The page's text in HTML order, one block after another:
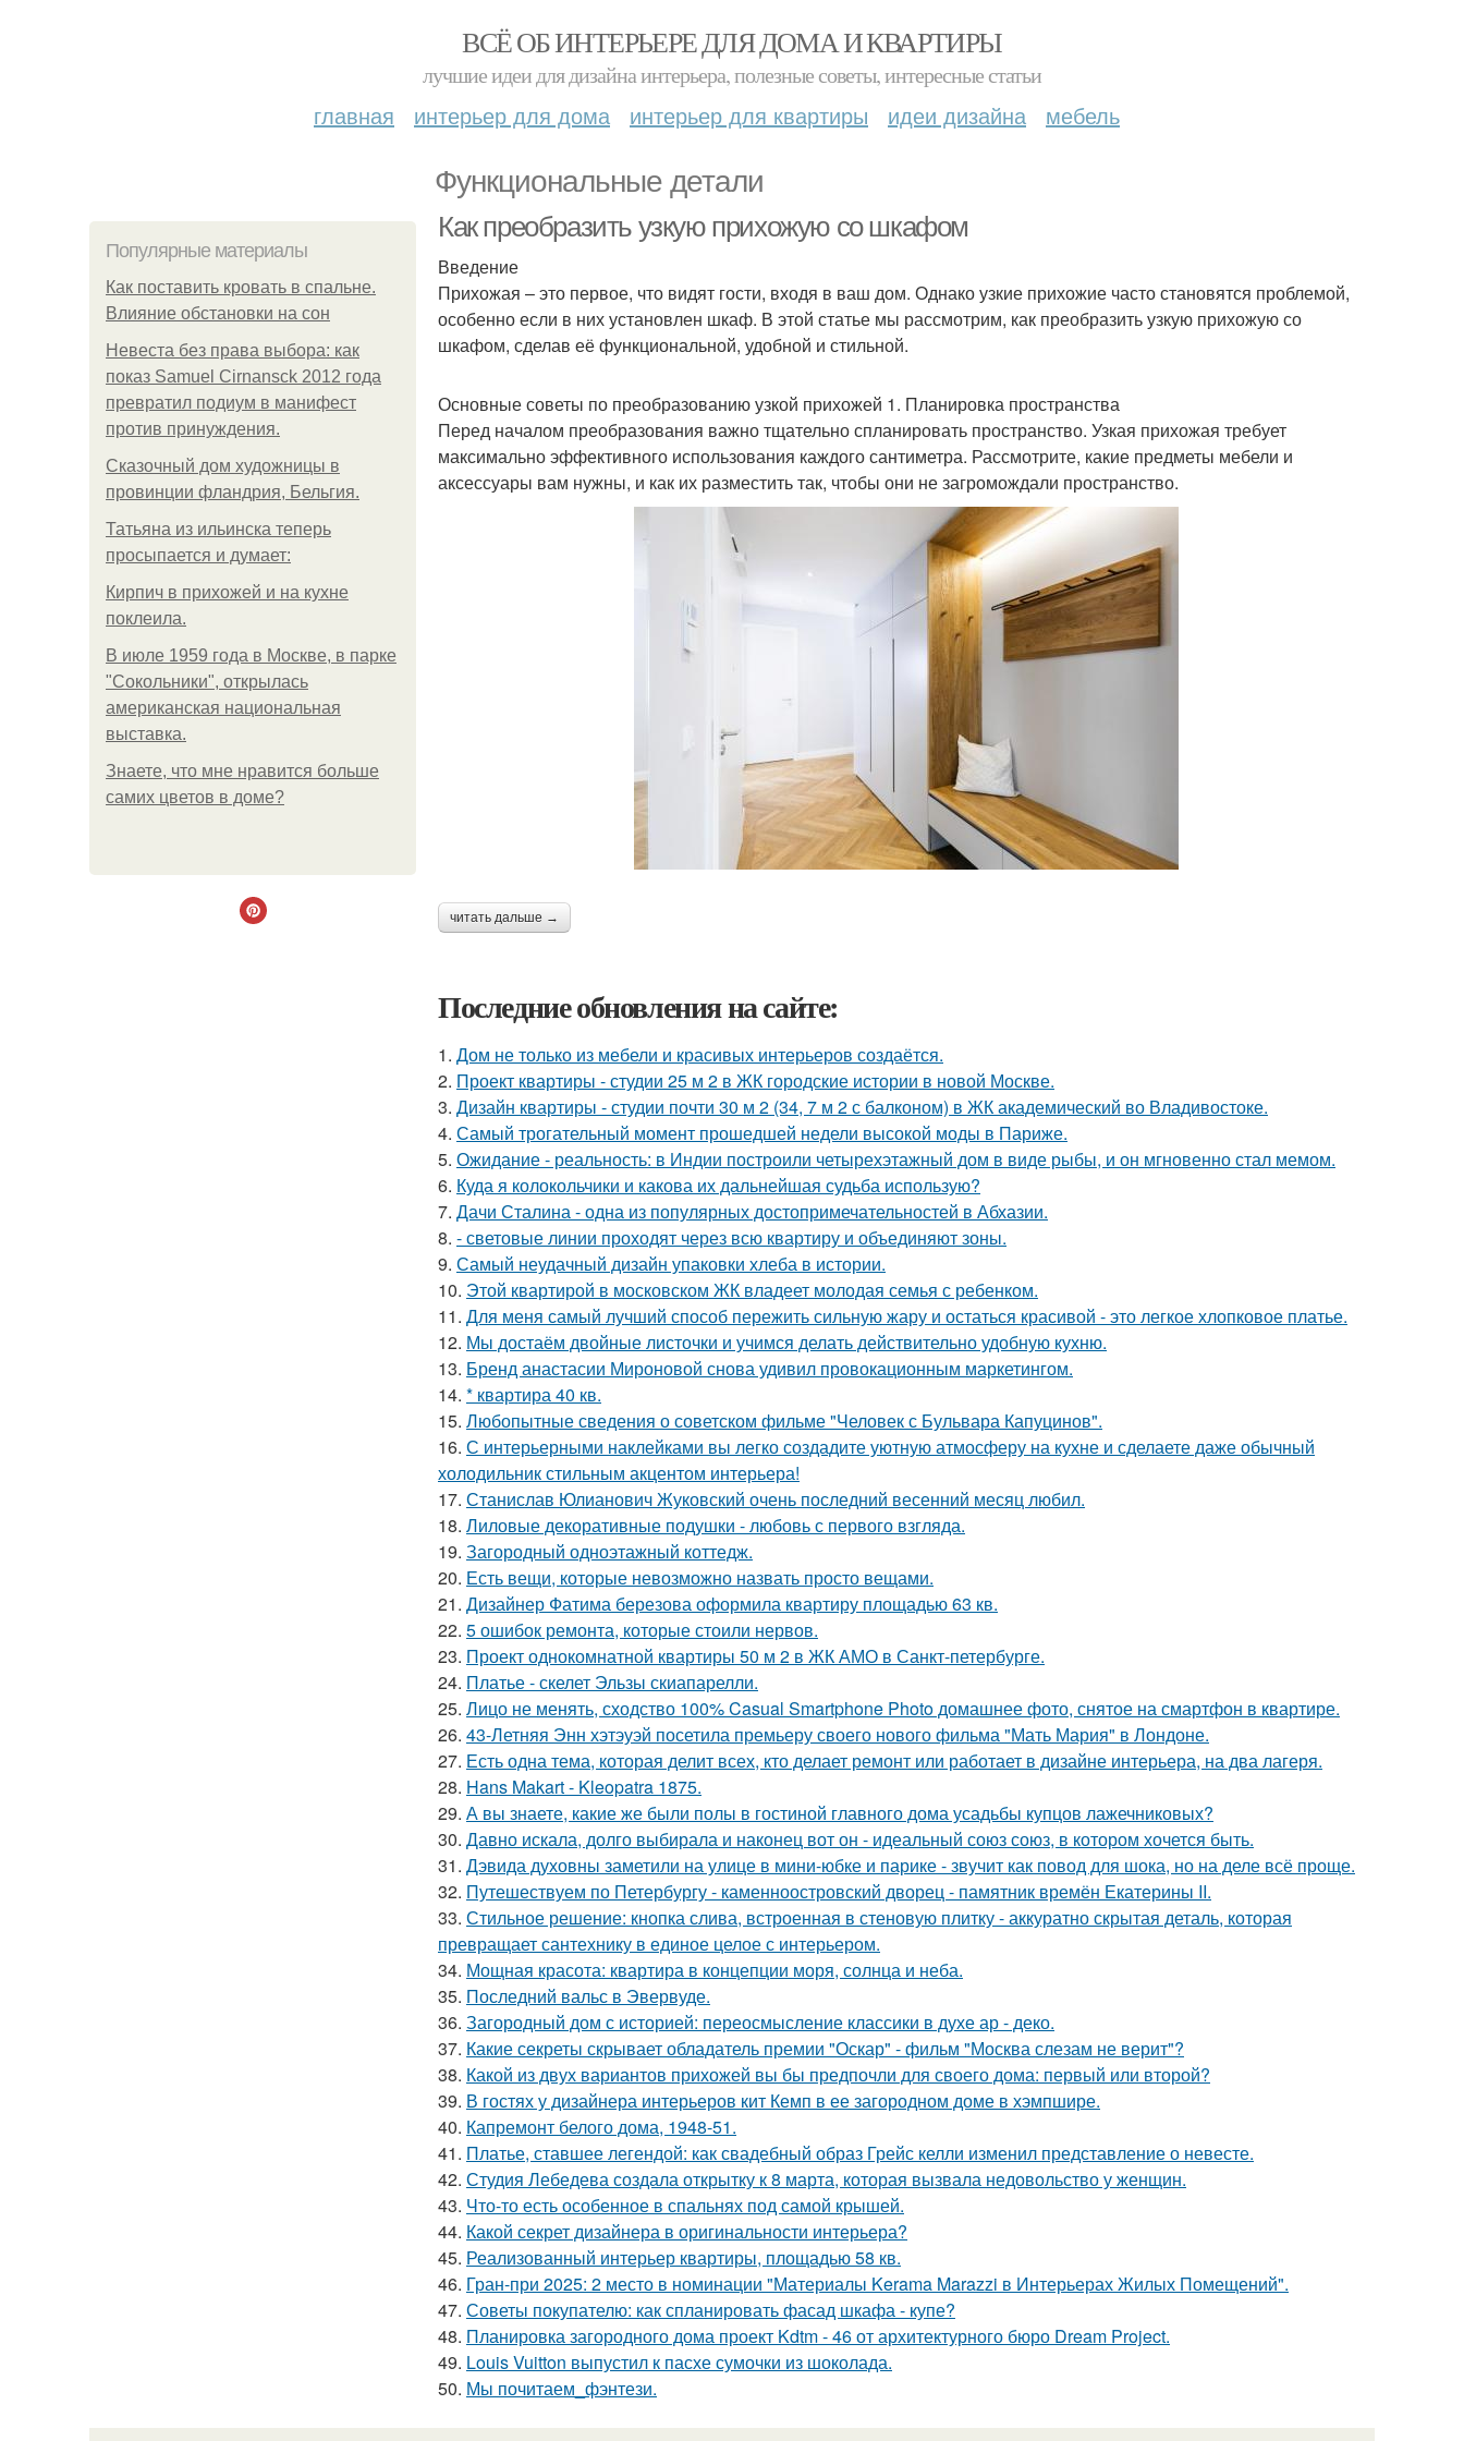
ВСЁ ОБ ИНТЕРЬЕРЕ ДЛЯ ДОМА И КВАРТИРЫ
лучшие идеи для дизайна интерьера, полезные советы, интересные статьи
главная интерьер для дома интерьер для квартиры идеи дизайна мебель
Функциональные детали
Популярные материалы
Как поставить кровать в спальне.
Влияние обстановки на сон
Невеста без права выбора: как
показ Samuel Cirnansck 2012 года
превратил подиум в манифест
против принуждения.
Сказочный дом художницы в
провинции фландрия, Бельгия.
Татьяна из ильинска теперь
просыпается и думает:
Кирпич в прихожей и на кухне
поклеила.
В июле 1959 года в Москве, в парке
"Сокольники", открылась
американская национальная
выставка.
Знаете, что мне нравится больше
самих цветов в доме?
Как преобразить узкую прихожую со шкафом
Введение
Прихожая – это первое, что видят гости, входя в ваш дом. Однако узкие прихожие часто становятся проблемой,
особенно если в них установлен шкаф. В этой статье мы рассмотрим, как преобразить узкую прихожую со
шкафом, сделав её функциональной, удобной и стильной.
Основные советы по преобразованию узкой прихожей 1. Планировка пространства
Перед началом преобразования важно тщательно спланировать пространство. Узкая прихожая требует
максимально эффективного использования каждого сантиметра. Рассмотрите, какие предметы мебели и
аксессуары вам нужны, и как их разместить так, чтобы они не загромождали пространство.
читать дальше →
Последние обновления на сайте:
1. Дом не только из мебели и красивых интерьеров создаётся.
2. Проект квартиры - студии 25 м 2 в ЖК городские истории в новой Москве.
3. Дизайн квартиры - студии почти 30 м 2 (34, 7 м 2 с балконом) в ЖК академический во Владивостоке.
4. Самый трогательный момент прошедшей недели высокой моды в Париже.
5. Ожидание - реальность: в Индии построили четырехэтажный дом в виде рыбы, и он мгновенно стал мемом.
6. Куда я колокольчики и какова их дальнейшая судьба использую?
7. Дачи Сталина - одна из популярных достопримечательностей в Абхазии.
8. - световые линии проходят через всю квартиру и объединяют зоны.
9. Самый неудачный дизайн упаковки хлеба в истории.
10. Этой квартирой в московском ЖК владеет молодая семья с ребенком.
11. Для меня самый лучший способ пережить сильную жару и остаться красивой - это легкое хлопковое платье.
12. Мы достаём двойные листочки и учимся делать действительно удобную кухню.
13. Бренд анастасии Мироновой снова удивил провокационным маркетингом.
14. * квартира 40 кв.
15. Любопытные сведения о советском фильме "Человек с Бульвара Капуцинов".
16. С интерьерными наклейками вы легко создадите уютную атмосферу на кухне и сделаете даже обычный
холодильник стильным акцентом интерьера!
17. Станислав Юлианович Жуковский очень последний весенний месяц любил.
18. Лиловые декоративные подушки - любовь с первого взгляда.
19. Загородный одноэтажный коттедж.
20. Есть вещи, которые невозможно назвать просто вещами.
21. Дизайнер Фатима березова оформила квартиру площадью 63 кв.
22. 5 ошибок ремонта, которые стоили нервов.
23. Проект однокомнатной квартиры 50 м 2 в ЖК АМО в Санкт-петербурге.
24. Платье - скелет Эльзы скиапарелли.
25. Лицо не менять, сходство 100% Casual Smartphone Photo домашнее фото, снятое на смартфон в квартире.
26. 43-Летняя Энн хэтэуэй посетила премьеру своего нового фильма "Мать Мария" в Лондоне.
27. Есть одна тема, которая делит всех, кто делает ремонт или работает в дизайне интерьера, на два лагеря.
28. Hans Makart - Kleopatra 1875.
29. А вы знаете, какие же были полы в гостиной главного дома усадьбы купцов лажечниковых?
30. Давно искала, долго выбирала и наконец вот он - идеальный союз союз, в котором хочется быть.
31. Дэвида духовны заметили на улице в мини-юбке и парике - звучит как повод для шока, но на деле всё проще.
32. Путешествуем по Петербургу - каменноостровский дворец - памятник времён Екатерины II.
33. Стильное решение: кнопка слива, встроенная в стеновую плитку - аккуратно скрытая деталь, которая
превращает сантехнику в единое целое с интерьером.
34. Мощная красота: квартира в концепции моря, солнца и неба.
35. Последний вальс в Эвервуде.
36. Загородный дом с историей: переосмысление классики в духе ар - деко.
37. Какие секреты скрывает обладатель премии "Оскар" - фильм "Москва слезам не верит"?
38. Какой из двух вариантов прихожей вы бы предпочли для своего дома: первый или второй?
39. В гостях у дизайнера интерьеров кит Кемп в ее загородном доме в хэмпшире.
40. Капремонт белого дома, 1948-51.
41. Платье, ставшее легендой: как свадебный образ Грейс келли изменил представление о невесте.
42. Студия Лебедева создала открытку к 8 марта, которая вызвала недовольство у женщин.
43. Что-то есть особенное в спальнях под самой крышей.
44. Какой секрет дизайнера в оригинальности интерьера?
45. Реализованный интерьер квартиры, площадью 58 кв.
46. Гран-при 2025: 2 место в номинации "Материалы Kerama Marazzi в Интерьерах Жилых Помещений".
47. Советы покупателю: как спланировать фасад шкафа - купе?
48. Планировка загородного дома проект Kdtm - 46 от архитектурного бюро Dream Project.
49. Louis Vuitton выпустил к пасхе сумочки из шоколада.
50. Мы почитаем_фэнтези.